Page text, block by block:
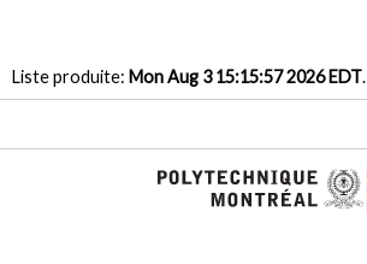
Liste produite: Mon Aug 3 15:15:57 2026 EDT.